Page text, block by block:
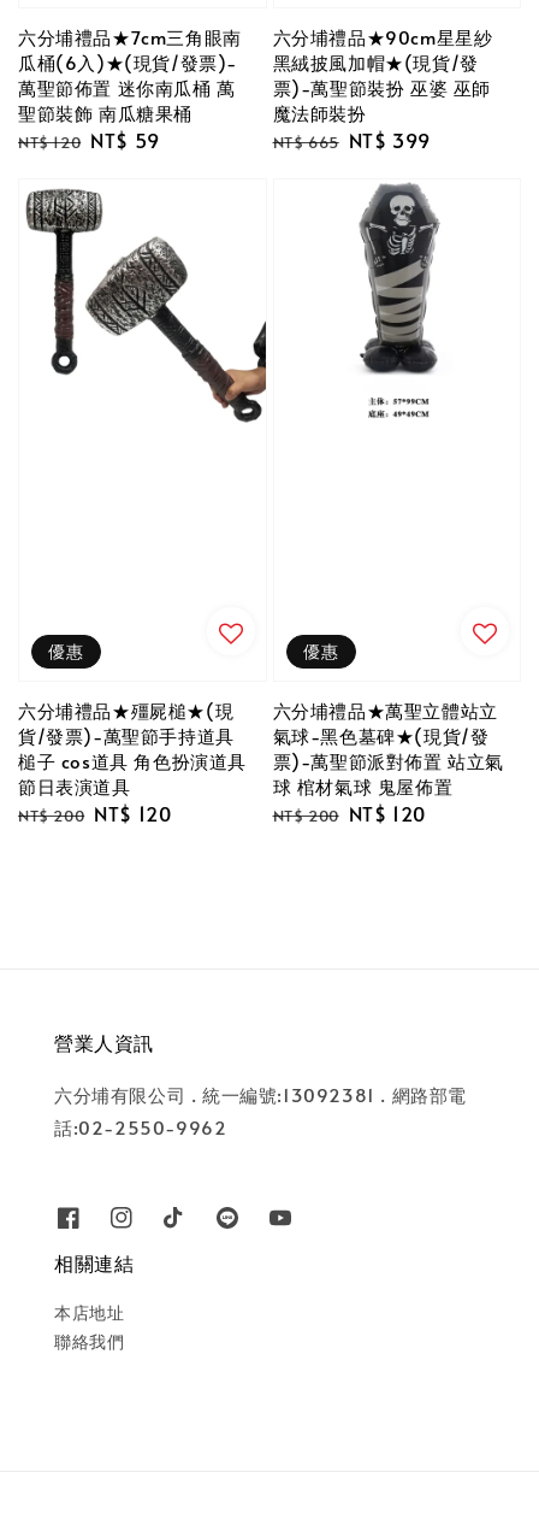
六分埔禮品★7cm三角眼南
瓜桶(6入)★(現貨/發票)-
萬聖節佈置 迷你南瓜桶 萬
聖節裝飾 南瓜糖果桶
Regular
NT$ 120 Sale
NT$ 59
六分埔禮品★90cm星星紗
黑絨披風加帽★(現貨/發
票)-萬聖節裝扮 巫婆 巫師
魔法師裝扮
Regular
NT$ 665 Sale
NT$ 399
優惠
六分埔禮品★殭屍槌★(現
貨/發票)-萬聖節手持道具
槌子 cos道具 角色扮演道具
節日表演道具
Regular
NT$ 200 Sale
NT$ 120
優惠
六分埔禮品★萬聖立體站立
氣球-黑色墓碑★(現貨/發
票)-萬聖節派對佈置 站立氣
球 棺材氣球 鬼屋佈置
Regular
NT$ 200 Sale
NT$ 120
營業人資訊
六分埔有限公司 . 統一編號:13092381 . 網路部電
話:02-2550-9962
相關連結
本店地址
聯絡我們